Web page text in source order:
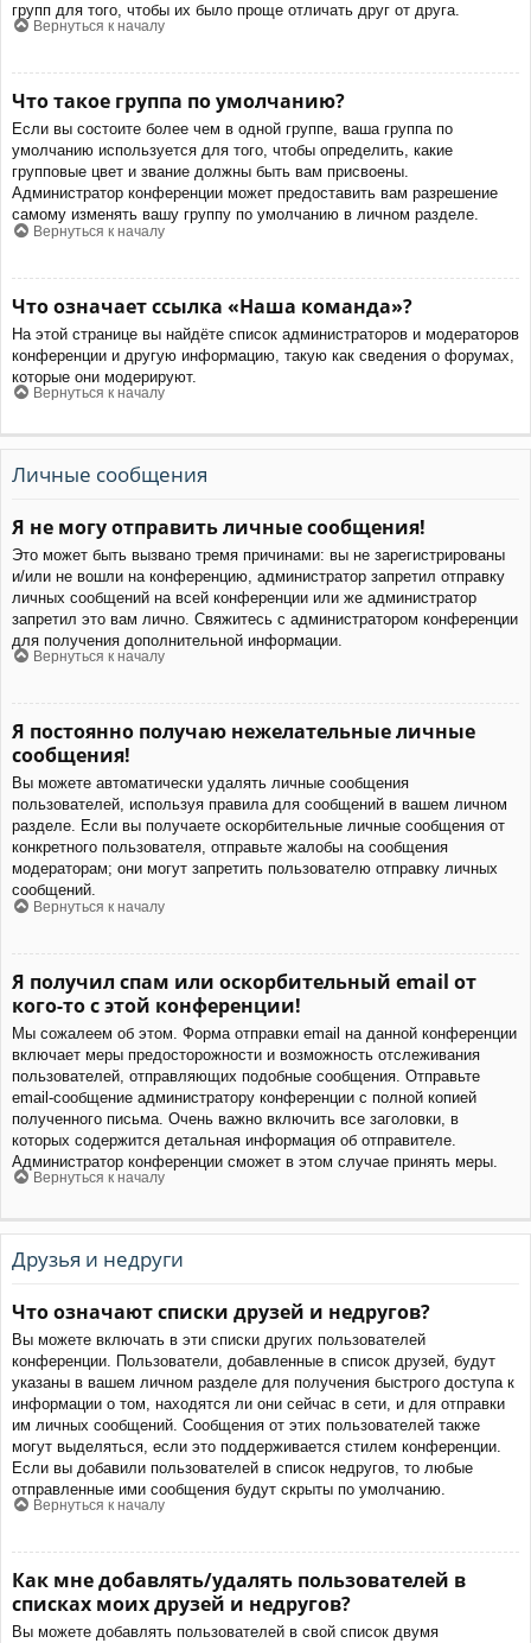
групп для того, чтобы их было проще отличать друг от друга.
Вернуться к началу
Что такое группа по умолчанию?
Если вы состоите более чем в одной группе, ваша группа по
умолчанию используется для того, чтобы определить, какие
групповые цвет и звание должны быть вам присвоены.
Администратор конференции может предоставить вам разрешение
самому изменять вашу группу по умолчанию в личном разделе.
Вернуться к началу
Что означает ссылка «Наша команда»?
На этой странице вы найдёте список администраторов и модераторов
конференции и другую информацию, такую как сведения о форумах,
которые они модерируют.
Вернуться к началу
Личные сообщения
Я не могу отправить личные сообщения!
Это может быть вызвано тремя причинами: вы не зарегистрированы
и/или не вошли на конференцию, администратор запретил отправку
личных сообщений на всей конференции или же администратор
запретил это вам лично. Свяжитесь с администратором конференции
для получения дополнительной информации.
Вернуться к началу
Я постоянно получаю нежелательные личные
сообщения!
Вы можете автоматически удалять личные сообщения
пользователей, используя правила для сообщений в вашем личном
разделе. Если вы получаете оскорбительные личные сообщения от
конкретного пользователя, отправьте жалобы на сообщения
модераторам; они могут запретить пользователю отправку личных
сообщений.
Вернуться к началу
Я получил спам или оскорбительный email от
кого-то с этой конференции!
Мы сожалеем об этом. Форма отправки email на данной конференции
включает меры предосторожности и возможность отслеживания
пользователей, отправляющих подобные сообщения. Отправьте
email-сообщение администратору конференции с полной копией
полученного письма. Очень важно включить все заголовки, в
которых содержится детальная информация об отправителе.
Администратор конференции сможет в этом случае принять меры.
Вернуться к началу
Друзья и недруги
Что означают списки друзей и недругов?
Вы можете включать в эти списки других пользователей
конференции. Пользователи, добавленные в список друзей, будут
указаны в вашем личном разделе для получения быстрого доступа к
информации о том, находятся ли они сейчас в сети, и для отправки
им личных сообщений. Сообщения от этих пользователей также
могут выделяться, если это поддерживается стилем конференции.
Если вы добавили пользователей в список недругов, то любые
отправленные ими сообщения будут скрыты по умолчанию.
Вернуться к началу
Как мне добавлять/удалять пользователей в
списках моих друзей и недругов?
Вы можете добавлять пользователей в свой список двумя